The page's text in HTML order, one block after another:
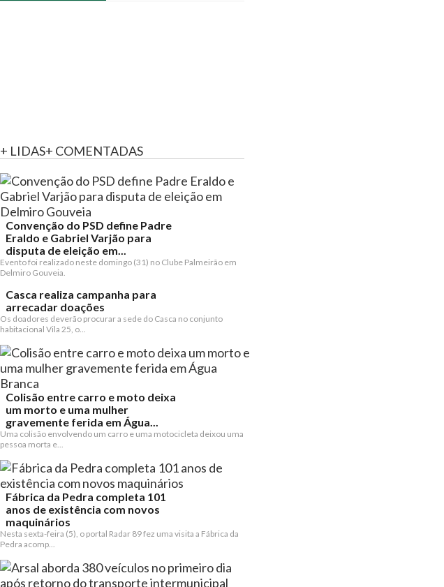
+ LIDAS+ COMENTADAS
Convenção do PSD define Padre
Eraldo e Gabriel Varjão para
disputa de eleição em...
Evento foi realizado neste domingo (31) no Clube Palmeirão em
Delmiro Gouveia.
Casca realiza campanha para
arrecadar doações
Os doadores deverão procurar a sede do Casca no conjunto
habitacional Vila 25, o...
Colisão entre carro e moto deixa
um morto e uma mulher
gravemente ferida em Água...
Uma colisão envolvendo um carro e uma motocicleta deixou uma
pessoa morta e...
Fábrica da Pedra completa 101
anos de existência com novos
maquinários
Nesta sexta-feira (5), o portal Radar 89 fez uma visita a Fábrica da
Pedra acomp...